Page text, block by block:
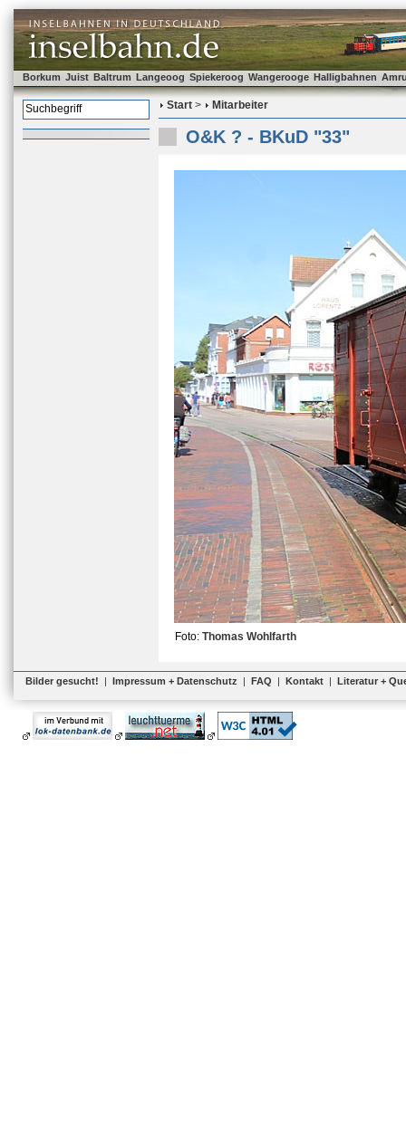
Borkum Juist Baltrum Langeoog Spiekeroog Wangerooge Halligbahnen
Start > Mitarbeiter
O&K ? - BKuD "33"
Foto: Thomas Wohlfarth
Bilder gesucht! | Impressum + Datenschutz | FAQ | Kontakt | Literatur +